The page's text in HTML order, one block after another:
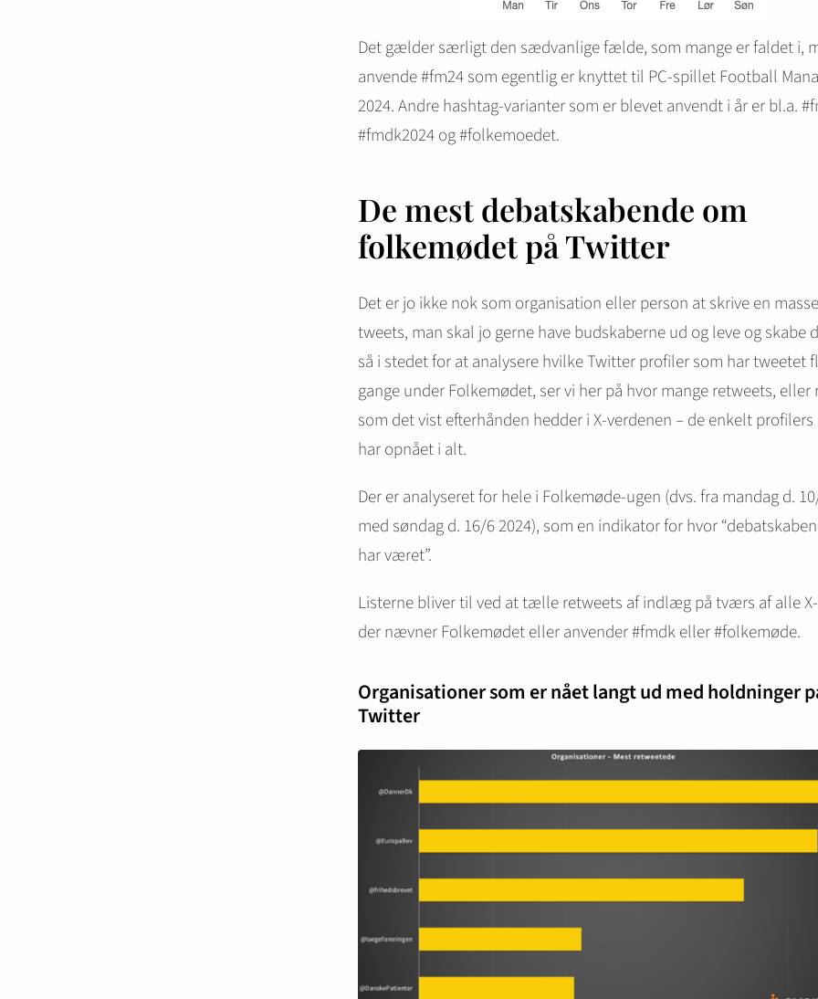
Det gælder særligt den sædvanlige fælde, som mange er faldet i,
anvende #fm24 som egentlig er knyttet til PC-spillet Football
2024. Andre hashtag-varianter som er blevet anvendt i år er bl.a.
#fmdk2024 og #folkemoedet.
De mest debatskabende om
folkemødet på Twitter
Det er jo ikke nok som organisation eller person at skrive en masse
tweets, man skal jo gerne have budskaberne ud og leve og skabe
så i stedet for at analysere hvilke Twitter profiler som har tweetet
gange under Folkemødet, ser vi her på hvor mange retweets, eller
som det vist efterhånden hedder i X-verdenen – de enkelt
har opnået i alt.
Der er analyseret for hele i Folkemøde-ugen (dvs. fra mandag d.
med søndag d. 16/6 2024), som en indikator for hvor
har været”.
Listerne bliver til ved at tælle retweets af indlæg på tværs af alle
der nævner Folkemødet eller anvender #fmdk eller #folkemøde.
Organisationer som er nået langt ud med holdninger
Twitter